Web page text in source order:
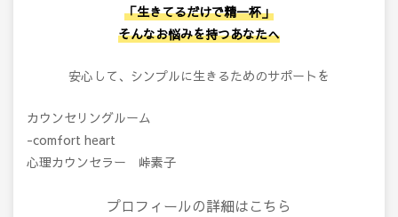
「生きてるだけで精一杯」
そんなお悩みを持つあなたへ
安心して、シンプルに生きるためのサポートを
カウンセリングルーム
-comfort heart
心理カウンセラー 峠素子
プロフィールの詳細はこちら